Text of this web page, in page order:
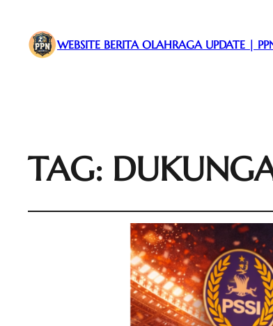
WEBSITE BERITA OLAHRAGA UPDATE |
TAG: